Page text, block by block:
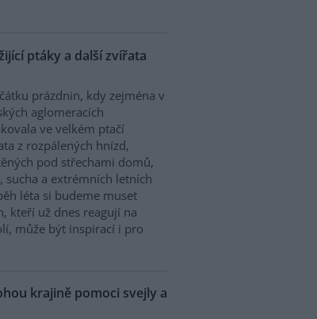
ptáky a další zvířata
prázdnin, kdy zejména v
aglomeracích
ve velkém ptačí
z rozpálených hnízd,
pod střechami domů,
a extrémních letních
léta si budeme muset
kteří už dnes reagují na
může být inspirací i pro
krajině pomoci svejly a